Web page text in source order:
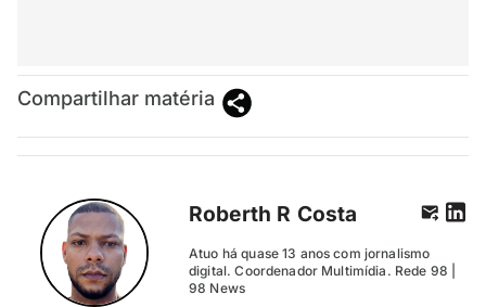
Compartilhar matéria
Roberth R Costa
Atuo há quase 13 anos com jornalismo
digital. Coordenador Multimídia. Rede 98 |
98 News